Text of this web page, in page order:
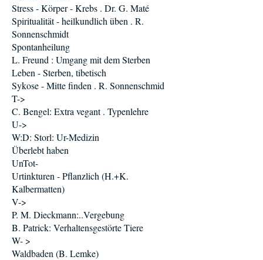
Stress - Körper - Krebs . Dr. G. Maté
Spiritualität - heilkundlich üben . R.
Sonnenschmidt
Spontanheilung
L. Freund : Umgang mit dem Sterben
Leben - Sterben, tibetisch
Sykose - Mitte finden . R. Sonnenschmid
T->
C. Bengel: Extra vegant . Typenlehre
U->
W:D: Storl: Ur-Medizin
Überlebt haben
UnTot-
Urtinkturen - Pflanzlich (H.+K.
Kalbermatten)
V->
P. M. Dieckmann:..Vergebung
B. Patrick: Verhaltensgestörte Tiere
W- >
Waldbaden (B. Lemke)